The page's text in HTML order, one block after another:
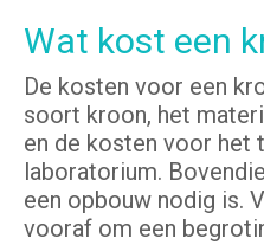
Wat kost een
De kosten voor een
soort kroon, het
en de kosten voor het
laboratorium.
een opbouw nodig is.
vooraf om een